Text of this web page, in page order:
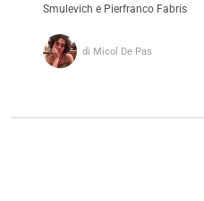
Smulevich e Pierfranco Fabris
di Micol De Pas